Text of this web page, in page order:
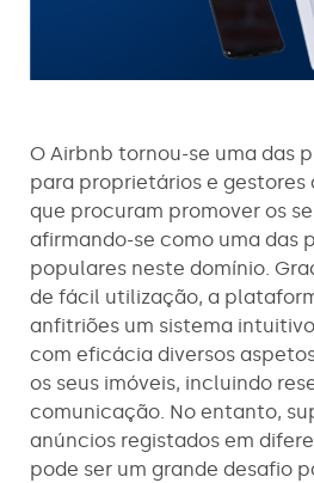
O Airbnb tornou-se uma das
para proprietários e gestores
que procuram promover os
afirmando-se como uma das
populares neste domínio.
de fácil utilização, a
anfitriões um sistema
com eficácia diversos
os seus imóveis, incluindo
comunicação. No entanto,
anúncios registados em
pode ser um grande desafio